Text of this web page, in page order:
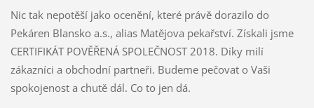
Nic tak nepotěší jako ocenění, které právě dorazilo do
Pekáren Blansko a.s., alias Matějova pekařství. Získali jsme
CERTIFIKÁT POVĚŘENÁ SPOLEČNOST 2018. Díky milí
zákazníci a obchodní partneři. Budeme pečovat o Vaši
spokojenost a chutě dál. Co to jen dá.